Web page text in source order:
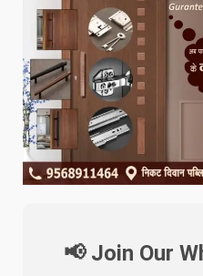
📢 Join Our